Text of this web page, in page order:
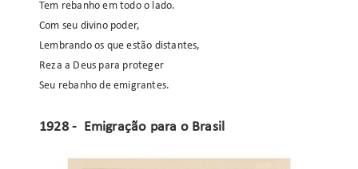
Tem rebanho em todo o lado.
Com seu divino poder,
Lembrando os que estão distantes,
Reza a Deus para proteger
Seu rebanho de emigrantes.
1928 - Emigração para o Brasil